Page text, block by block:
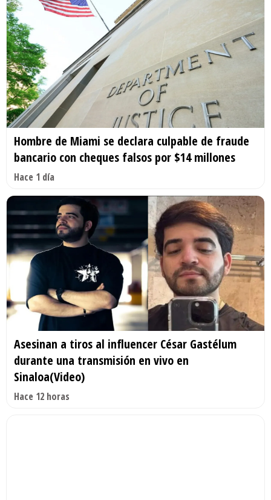
Hombre de Miami se declara culpable de fraude
bancario con cheques falsos por $14 millones
Hace 1 día
Asesinan a tiros al influencer César Gastélum
durante una transmisión en vivo en
Sinaloa(Video)
Hace 12 horas